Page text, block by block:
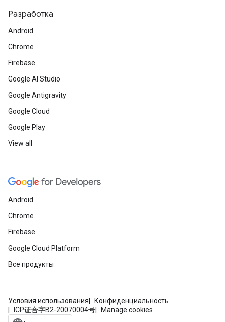
Разработка
Android
Chrome
Firebase
Google AI Studio
Google Antigravity
Google Cloud
Google Play
View all
Android
Chrome
Firebase
Google Cloud Platform
Все продукты
Условия использования
Конфиденциальность
ICP证合字B2-20070004号
Manage cookies